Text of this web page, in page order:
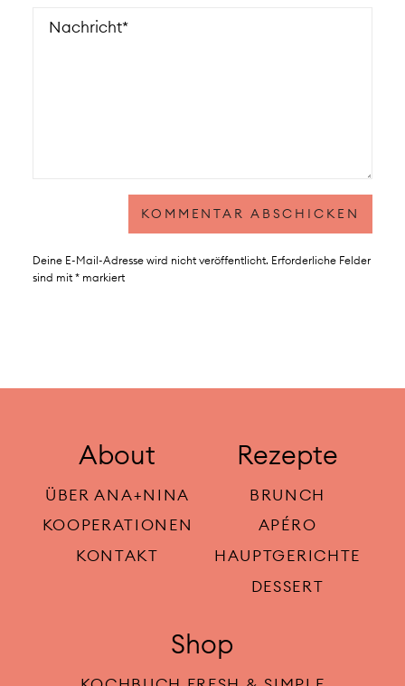
Deine E-Mail-Adresse wird nicht veröffentlicht. Erforderliche Felder
sind mit *markiert
About
ÜBER ANA+NINA
KOOPERATIONEN
KONTAKT
Rezepte
BRUNCH
APÉRO
HAUPTGERICHTE
DESSERT
Shop